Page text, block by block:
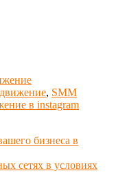
, SMM
в instagram
бизнеса в
сетях в условиях